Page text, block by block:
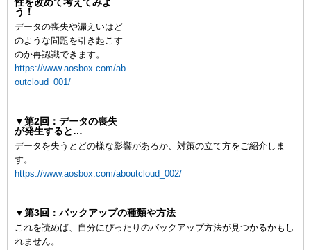
う！
データの喪失や漏えいはど
のような問題を引き起こす
のか再認識できます。
https://www.aosbox.com/ab
outcloud_001/
▼第2回：データの喪失
が発生すると…
データを失うとどの様な影響があるか、対策の立て方をご紹介しま
す。
https://www.aosbox.com/aboutcloud_002/
▼第3回：バックアップの種類や方法
これを読めば、自分にぴったりのバックアップ方法が見つかるかもし
れません。